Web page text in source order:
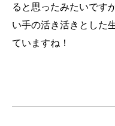
ると思ったみたいです
い手の活き活きとした
ていますね！